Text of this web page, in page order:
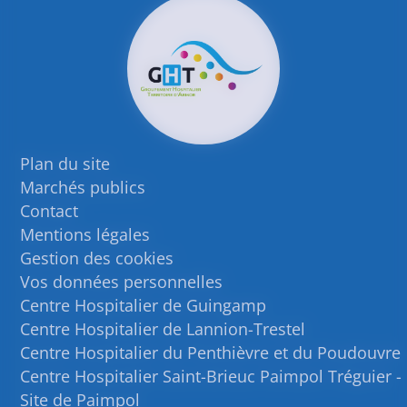
Plan du site
Marchés publics
Contact
Mentions légales
Gestion des cookies
Vos données personnelles
Centre Hospitalier de Guingamp
Centre Hospitalier de Lannion-Trestel
Centre Hospitalier du Penthièvre et du Poudouvre
Centre Hospitalier Saint-Brieuc Paimpol Tréguier -
Site de Paimpol